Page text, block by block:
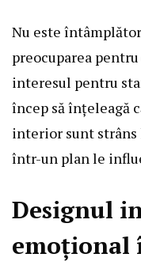
Nu este
preocuparea
interesul pentru
încep să înțeleagă
interior sunt strâns
într-un plan le
Designul
emoțional